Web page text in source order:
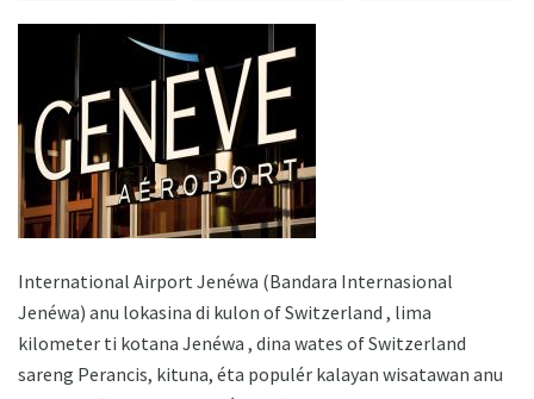
International Airport Jenéwa (Bandara Internasional
Jenéwa) anu lokasina di kulon of Switzerland , lima
kilometer ti kotana Jenéwa , dina wates of Switzerland
sareng Perancis, kituna, éta populér kalayan wisatawan anu